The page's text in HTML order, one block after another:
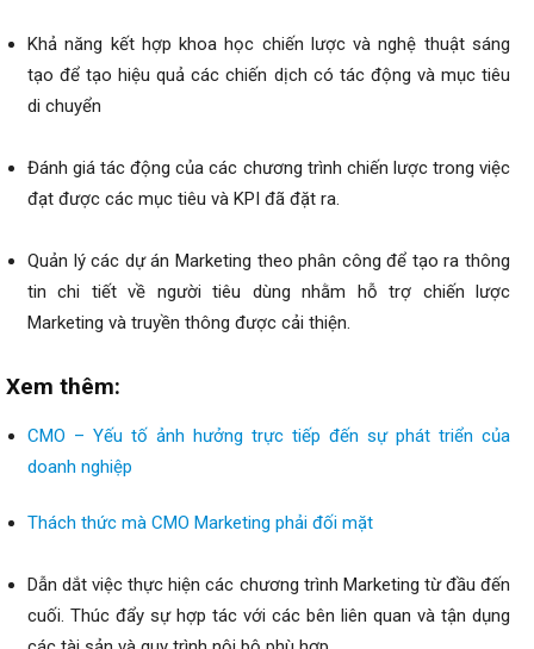
Khả năng kết hợp khoa học chiến lược và nghệ thuật sáng
tạo để tạo hiệu quả các chiến dịch có tác động và mục tiêu
di chuyển
Đánh giá tác động của các chương trình chiến lược trong việc
đạt được các mục tiêu và KPI đã đặt ra.
Quản lý các dự án Marketing theo phân công để tạo ra thông
tin chi tiết về người tiêu dùng nhằm hỗ trợ chiến lược
Marketing và truyền thông được cải thiện.
Xem thêm:
CMO – Yếu tố ảnh hưởng trực tiếp đến sự phát triển của
doanh nghiệp
Thách thức mà CMO Marketing phải đối mặt
Dẫn dắt việc thực hiện các chương trình Marketing từ đầu đến
cuối. Thúc đẩy sự hợp tác với các bên liên quan và tận dụng